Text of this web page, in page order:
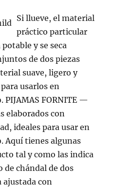
Si llueve, el material
práctico particular
y se seca
de dos piezas
suave, ligero y
usarlos en
PIJAMAS FORNITE —
elaborados con
ideales para usar en
Aquí tienes algunas
tal y como las indica
chándal de dos
ajustada con